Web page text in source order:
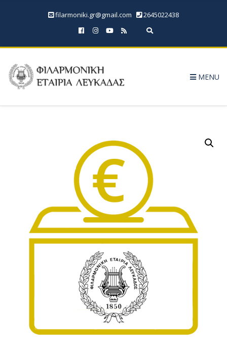
filarmoniki.gr@gmail.com
2645022438
Expand search form
MENU